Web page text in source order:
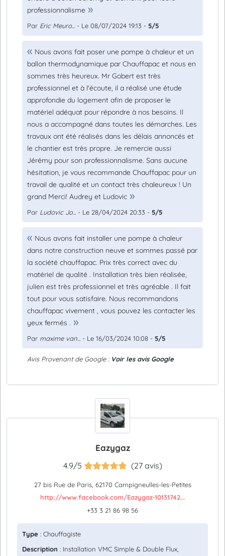
professionnalisme
Par Eric Meuro... - Le 08/07/2024 19:13 - 5/5
Nous avons fait poser une pompe à chaleur et un
ballon thermodynamique par Chauffapac et nous en
sommes très heureux. Mr Gobert est très
professionnel et à l'écoute, il a réalisé une étude
approfondie du logement afin de proposer le
matériel adéquat pour répondre à nos besoins. Il
nous a accompagné dans toutes les démarches. Les
travaux ont été réalisés dans les délais annoncés et
le chantier est très propre. Je remercie aussi
Jérémy pour son professionnalisme. Sans aucune
hésitation, je vous recommande Chauffapac pour un
travail de qualité et un contact très chaleureux ! Un
grand Merci! Audrey et Ludovic
Par Ludovic Jo... - Le 28/04/2024 20:33 - 5/5
Nous avons fait installer une pompe à chaleur
dans notre construction neuve et sommes passé par
la société chauffapac. Prix très correct avec du
matériel de qualité . Installation très bien réalisée,
julien est très professionnel et très agréable . Il fait
tout pour vous satisfaire. Nous recommandons
chauffapac vivement , vous pouvez les contacter les
yeux fermés .
Par maxime van... - Le 16/03/2024 10:08 - 5/5
Avis Provenant de Google : Voir les avis Google
Eazygaz
4.9/5 (27 avis)
27 bis Rue de Paris, 62170 Campigneulles-les-Petites
http://www.facebook.com/Eazygaz-10131742...
+33 3 21 86 98 56
Type : Chauffagiste
Description : Installation VMC Simple & Double Flux,